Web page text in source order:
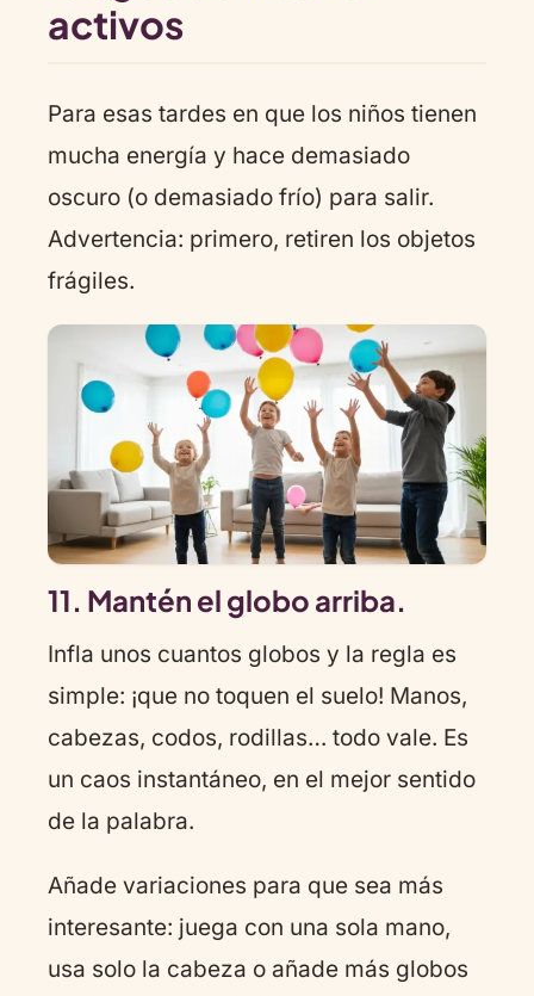
activos
Para esas tardes en que los niños tienen
mucha energía y hace demasiado
oscuro (o demasiado frío) para salir.
Advertencia: primero, retiren los objetos
frágiles.
11. Mantén el globo arriba.
Infla unos cuantos globos y la regla es
simple: ¡que no toquen el suelo! Manos,
cabezas, codos, rodillas… todo vale. Es
un caos instantáneo, en el mejor sentido
de la palabra.
Añade variaciones para que sea más
interesante: juega con una sola mano,
usa solo la cabeza o añade más globos